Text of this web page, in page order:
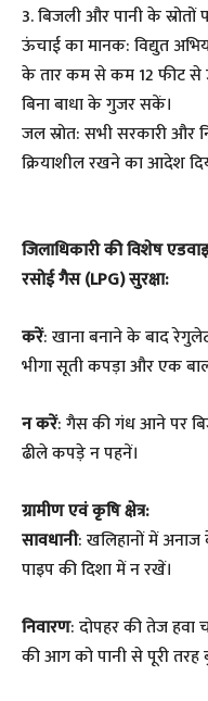
3. बिजली और पानी के स्रोतों
ऊंचाई का मानक: विद्युत
के तार कम से कम 12 फीट से
बिना बाधा के गुजर सकें।
जल स्रोत: सभी सरकारी और
क्रियाशील रखने का आदेश
जिलाधिकारी की विशेष
रसोई गैस (LPG) सुरक्षा:
करें: खाना बनाने के बाद
भीगा सूती कपड़ा और एक
न करें: गैस की गंध आने पर
ढीले कपड़े न पहनें।
ग्रामीण एवं कृषि क्षेत्र:
सावधानी: खलिहानों में अनाज
पाइप की दिशा में न रखें।
निवारण: दोपहर की तेज
की आग को पानी से पूरी तरह